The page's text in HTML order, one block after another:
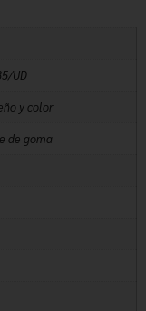
UD
y color
de goma